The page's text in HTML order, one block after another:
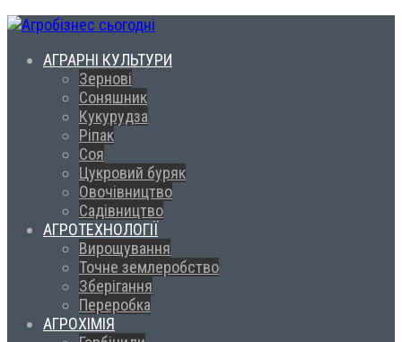
АГРАРНІ КУЛЬТУРИ
Зернові
Соняшник
Кукурудза
Ріпак
Соя
Цукровий буряк
Овочівництво
Садівництво
АГРОТЕХНОЛОГІЇ
Вирощування
Точне землеробство
Зберігання
Переробка
АГРОХІМІЯ